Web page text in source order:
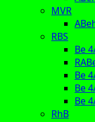
MVR
RBS
Be
Be
Be
Be
RhB